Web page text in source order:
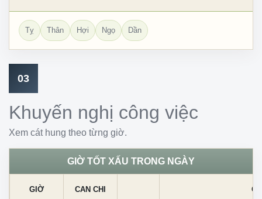
Tỵ Thân Hợi Ngọ Dần
03
Khuyến nghị công việc
Xem cát hung theo từng giờ.
GIỜ TỐT XẤU TRONG NGÀY
GIỜ CAN CHI